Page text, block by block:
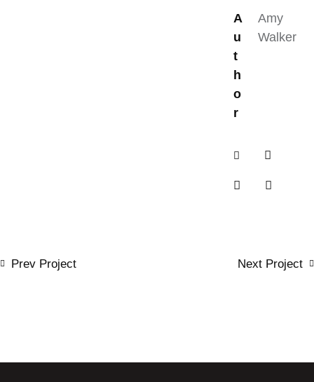
A
u
t
h
o
r
Amy
Walker
Prev Project Next Project